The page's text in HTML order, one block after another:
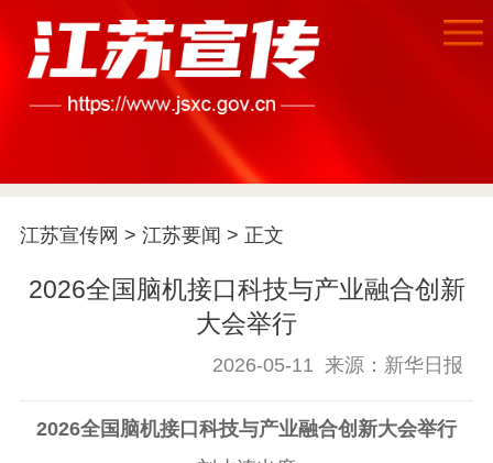
首页
江苏要闻
公示公告
信息公开制度
信息公开年度报
工作动态
江苏宣传网 > 江苏要闻 > 正文
2026全国脑机接口科技与产业融合创新
大会举行
2026-05-11 来源：新华日报
2026全国脑机接口科技与产业融合创新大会举行